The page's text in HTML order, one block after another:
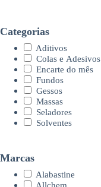
Categorias
Aditivos
Colas e Adesivos
Encarte do mês
Fundos
Gessos
Massas
Seladores
Solventes
Marcas
Alabastine
Allchem